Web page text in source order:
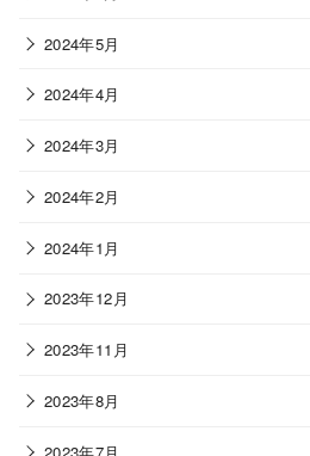
2024年5月
2024年4月
2024年3月
2024年2月
2024年1月
2023年12月
2023年11月
2023年8月